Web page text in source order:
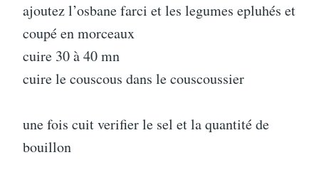
ajoutez l’osbane farci et les legumes epluhés et
coupé en morceaux
cuire 30 à 40 mn
cuire le couscous dans le couscoussier
une fois cuit verifier le sel et la quantité de
bouillon